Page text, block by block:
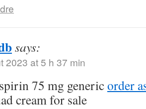
says:
2023 at 5 h 37 min
75 mg genericorder
cream for sale